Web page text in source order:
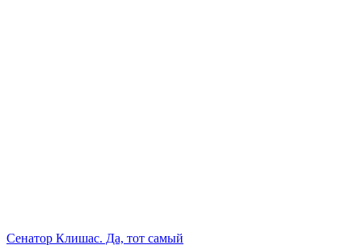
Сенатор Клишас. Да, тот самый